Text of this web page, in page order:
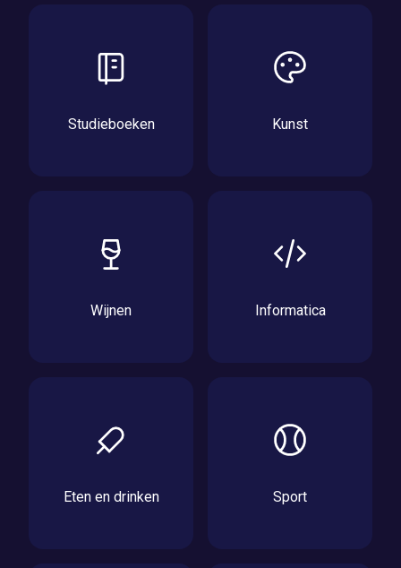
Studieboeken Kunst
Wijnen Informatica
Eten en drinken Sport